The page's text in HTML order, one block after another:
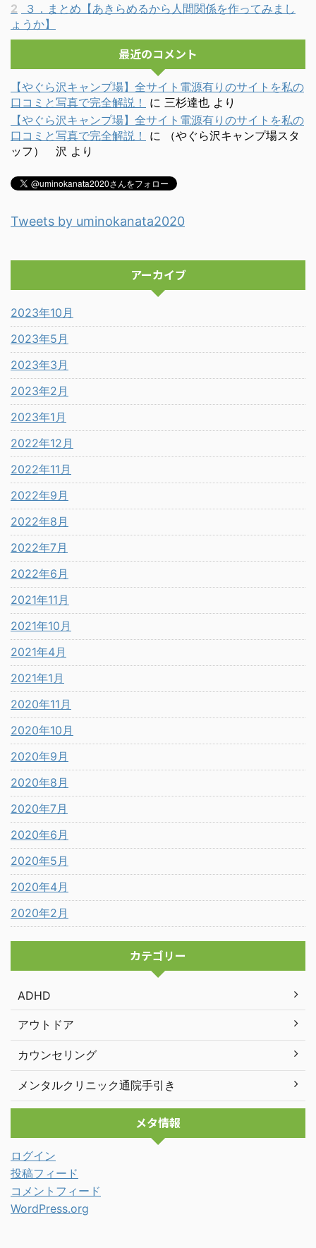
2
３．まとめ【あきらめるから人間関係を作ってみまし
ょうか】
最近のコメント
【やぐら沢キャンプ場】全サイト電源有りのサイトを私の
口コミと写真で完全解説！
に 三杉達也 より
【やぐら沢キャンプ場】全サイト電源有りのサイトを私の
口コミと写真で完全解説！
に
（やぐら沢キャンプ場スタ
ッフ） 沢 より
Tweets by uminokanata2020
アーカイブ
2023年10月
2023年5月
2023年3月
2023年2月
2023年1月
2022年12月
2022年11月
2022年9月
2022年8月
2022年7月
2022年6月
2021年11月
2021年10月
2021年4月
2021年1月
2020年11月
2020年10月
2020年9月
2020年8月
2020年7月
2020年6月
2020年5月
2020年4月
2020年2月
カテゴリー
ADHD
アウトドア
カウンセリング
メンタルクリニック通院手引き
メタ情報
ログイン
投稿フィード
コメントフィード
WordPress.org